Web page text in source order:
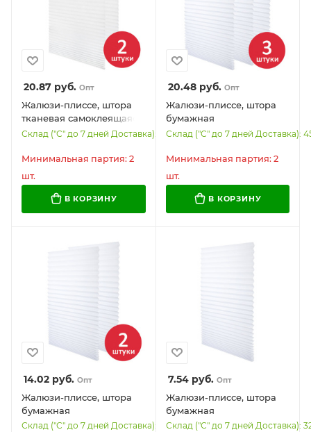
20.87 руб. Опт
Жалюзи-плиссе, штора
тканевая самоклеящаяся
КОМПЛЕКТ 2 шт., BRABIX,
80 г/м2, цвет белый,
Склад ("С" до 7 дней Доставка): 3
Минимальная партия: 2
шт.
В КОРЗИНУ
20.48руб. Опт
Жалюзи-плиссе, штора
бумажная
самоклеящаяся
60х180 см, ЭКО, 80 г/м2,
Склад ("С" до 7 дней Доставка):
Минимальная партия: 2
шт.
В КОРЗИНУ
14.02 руб. Опт
Жалюзи-плиссе, штора
бумажная
самоклеящаяся
Склад ("С" до 7 дней Доставка): 36
7.54руб. Опт
Жалюзи-плиссе, штора
бумажная
самоклеящаяся BRABIX,
Склад ("С" до 7 дней Доставка):